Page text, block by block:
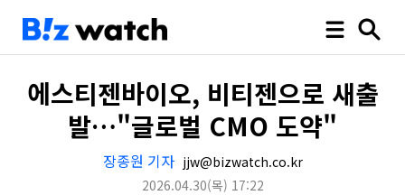
에스티젠바이오, 비티젠으로 새출
발…"글로벌 CMO 도약"
장종원 기자 jjw@bizwatch.co.kr
2026.04.30(목) 17:22